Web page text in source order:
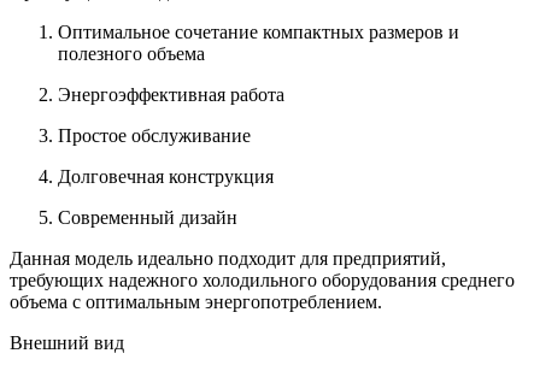
Оптимальное сочетание компактных размеров и
полезного объема
Энергоэффективная работа
Простое обслуживание
Долговечная конструкция
Современный дизайн
Данная модель идеально подходит для предприятий,
требующих надежного холодильного оборудования среднего
объема с оптимальным энергопотреблением.
Внешний вид